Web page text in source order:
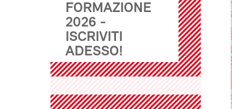
FORMAZIONE
2026 -
ISCRIVITI
ADESSO!